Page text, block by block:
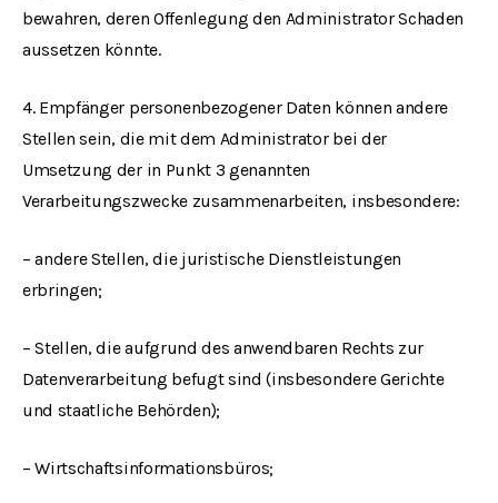
bewahren, deren Offenlegung den Administrator Schaden
aussetzen könnte.
4. Empfänger personenbezogener Daten können andere
Stellen sein, die mit dem Administrator bei der
Umsetzung der in Punkt 3 genannten
Verarbeitungszwecke zusammenarbeiten, insbesondere:
– andere Stellen, die juristische Dienstleistungen
erbringen;
– Stellen, die aufgrund des anwendbaren Rechts zur
Datenverarbeitung befugt sind (insbesondere Gerichte
und staatliche Behörden);
– Wirtschaftsinformationsbüros;